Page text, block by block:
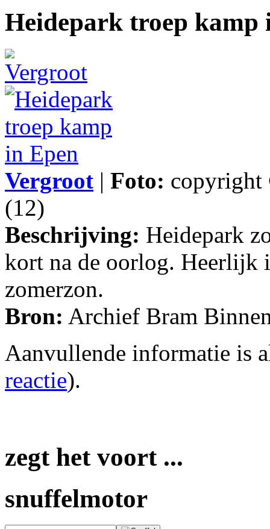
Heidepark troep kamp
Vergroot | Foto: copyright
(12)
Beschrijving: Heidepark
kort na de oorlog. Heerlijk
zomerzon.
Bron: Archief Bram
Aanvullende informatie is
reactie).
zegt het voort ...
snuffelmotor